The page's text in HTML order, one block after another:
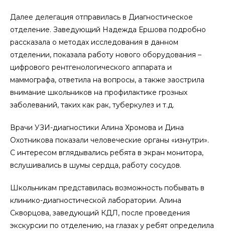
Далее делегация отправилась в Диагностическое
отделение. Заведующий Надежда Ершова подробно
рассказала о методах исследования в данном
отделении, показала работу нового оборудования –
цифрового рентгенологического аппарата и
маммографа, ответила на вопросы, а также заострила
внимание школьников на профилактике грозных
заболеваний, таких как рак, туберкулез и т.д.
Врачи УЗИ-диагностики Алина Хромова и Дина
Охотникова показали человеческие органы «изнутри».
С интересом вглядывались ребята в экран монитора,
вслушивались в шумы сердца, работу сосудов.
Школьникам представилась возможность побывать в
клинико-диагностической лаборатории. Алина
Скворцова, заведующий КДЛ, после проведения
экскурсии по отделению, на глазах у ребят определила